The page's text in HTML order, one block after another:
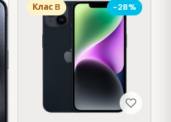
Клас B -28%